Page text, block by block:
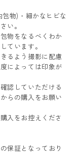
物)・細かなヒビな
い。
物をなるべくわか
ています。
るよう撮影に配慮
によっては印象が
認していただける
らの購入をお願い
入をお控えくださ
保証となっており